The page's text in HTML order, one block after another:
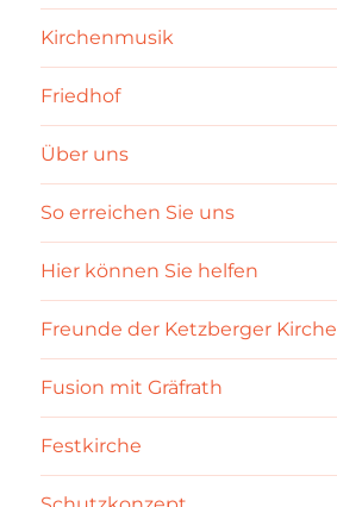
Kirchenmusik
Friedhof
Über uns
So erreichen Sie uns
Hier können Sie helfen
Freunde der Ketzberger Kirche
Fusion mit Gräfrath
Festkirche